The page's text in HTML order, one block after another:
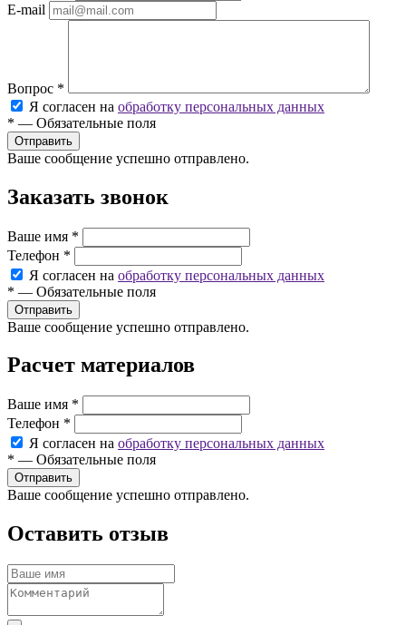
E-mail
Вопрос *
Я согласен на обработку персональных данных
* — Обязательные поля
Ваше сообщение успешно отправлено.
Заказать звонок
Ваше имя *
Телефон *
Я согласен на обработку персональных данных
* — Обязательные поля
Ваше сообщение успешно отправлено.
Расчет материалов
Ваше имя *
Телефон *
Я согласен на обработку персональных данных
* — Обязательные поля
Ваше сообщение успешно отправлено.
Оставить отзыв